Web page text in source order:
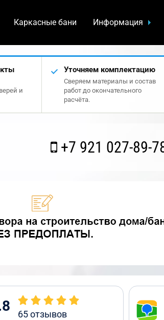
Каркасные бани Информация
и
Уточняем комплектацию
Сверяем материалы и состав
работ до окончательного
расчёта.
+7 921 027-89-
65отзывов